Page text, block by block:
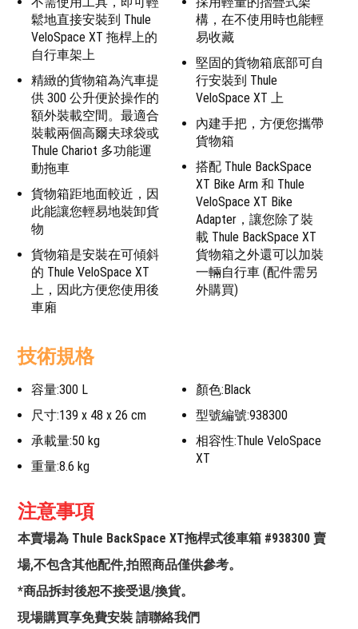
鬆地直接安裝到 Thule
VeloSpace XT 拖桿上的
自行車架上
精緻的貨物箱為汽車提
供 300 公升便於操作的
額外裝載空間。最適合
裝載兩個高爾夫球袋或
Thule Chariot 多功能運
動拖車
貨物箱距地面較近，因
此能讓您輕易地裝卸貨
物
貨物箱是安裝在可傾斜
的 Thule VeloSpace XT
上，因此方便您使用後
車廂
構，在不使用時也能輕
易收藏
堅固的貨物箱底部可自
行安裝到 Thule
VeloSpace XT 上
內建手把，方便您攜帶
貨物箱
搭配 Thule BackSpace
XT Bike Arm 和 Thule
VeloSpace XT Bike
Adapter，讓您除了裝
載 Thule BackSpace XT
貨物箱之外還可以加裝
一輛自行車 (配件需另
外購買)
技術規格
容量:300 L
尺寸:139 x 48 x 26 cm
承載量:50 kg
重量:8.6 kg
顏色:Black
型號編號:938300
相容性:Thule VeloSpace
XT
注意事項
本賣場為 Thule BackSpace XT拖桿式後車箱 #938300 賣
場,不包含其他配件,拍照商品僅供參考。
*商品拆封後恕不接受退/換貨。
現場購買享免費安裝 請聯絡我們